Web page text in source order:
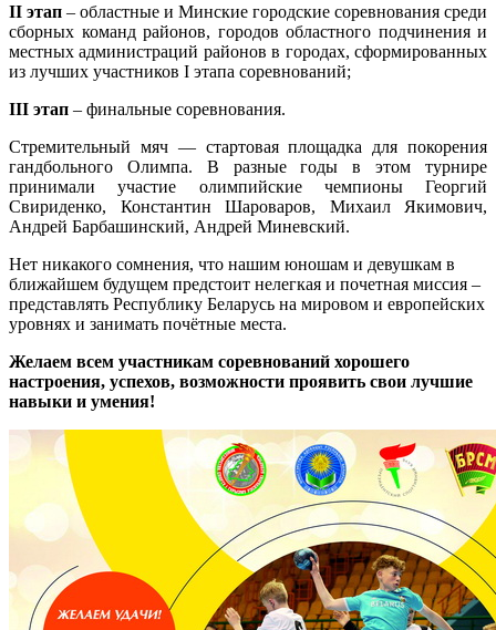
II этап – областные и Минские городские соревнования среди
сборных команд районов, городов областного подчинения и
местных администраций районов в городах, сформированных
из лучших участников I этапа соревнований;
III этап – финальные соревнования.
Стремительный мяч — стартовая площадка для покорения
гандбольного Олимпа. В разные годы в этом турнире
принимали участие олимпийские чемпионы Георгий
Свириденко, Константин Шароваров, Михаил Якимович,
Андрей Барбашинский, Андрей Миневский.
Нет никакого сомнения, что нашим юношам и девушкам в
ближайшем будущем предстоит нелегкая и почетная миссия –
представлять Республику Беларусь на мировом и европейских
уровнях и занимать почётные места.
Желаем всем участникам соревнований хорошего
настроения, успехов, возможности проявить свои лучшие
навыки и умения!